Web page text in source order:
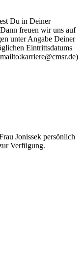
Du in Deiner
freuen wir uns auf
unter Angabe Deiner
Eintrittsdatums
Jonissek persönlich
Verfügung.